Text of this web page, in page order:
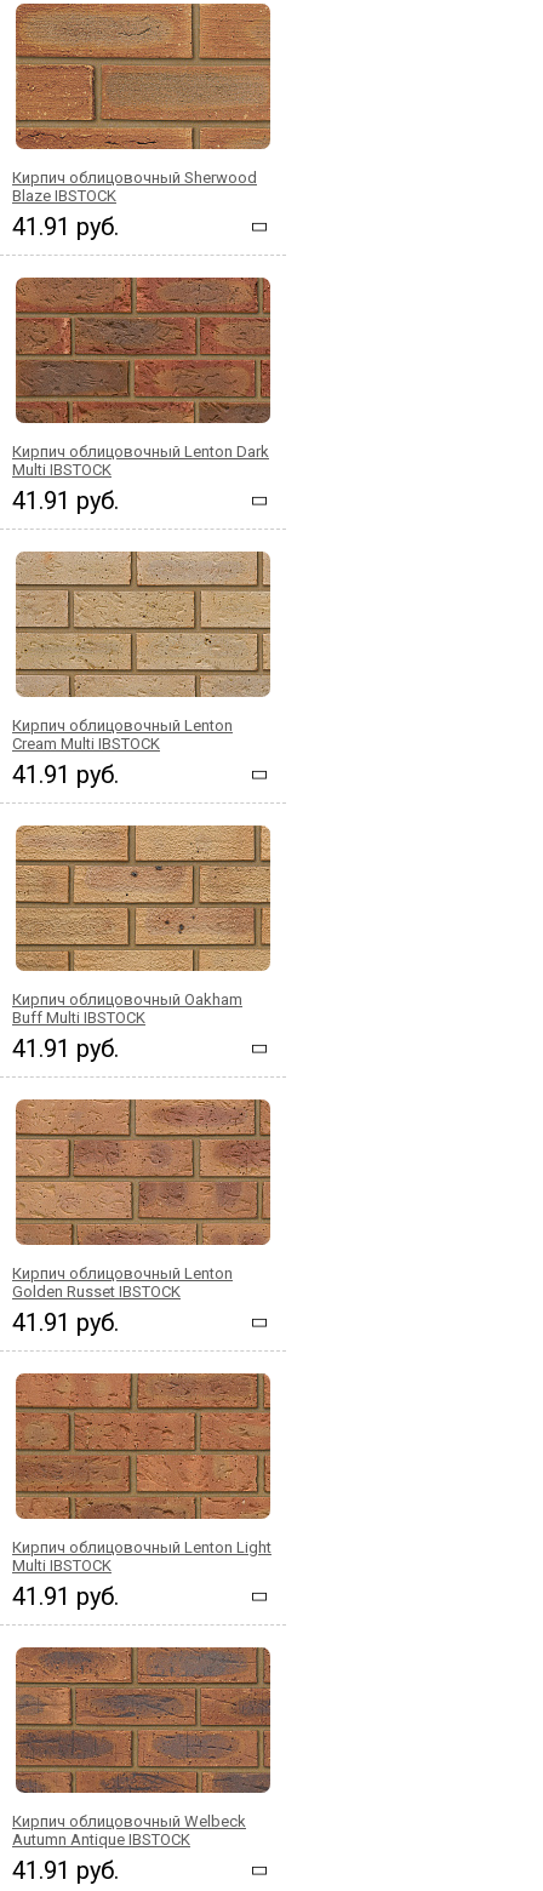
Кирпич облицовочный Sherwood
Blaze IBSTOCK
41.91 руб.
Кирпич облицовочный Lenton Dark
Multi IBSTOCK
41.91 руб.
Кирпич облицовочный Lenton
Cream Multi IBSTOCK
41.91 руб.
Кирпич облицовочный Oakham
Buff Multi IBSTOCK
41.91 руб.
Кирпич облицовочный Lenton
Golden Russet IBSTOCK
41.91 руб.
Кирпич облицовочный Lenton Light
Multi IBSTOCK
41.91 руб.
Кирпич облицовочный Welbeck
Autumn Antique IBSTOCK
41.91 руб.